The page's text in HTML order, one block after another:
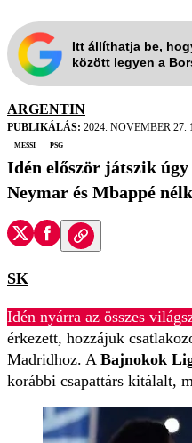
Itt állíthatja be,
között legyen a
ARGENTIN
PUBLIKÁLÁS: 2024. NOVEMBER 27.
Messi
PSG
Idén először játszik
Neymar és Mbappé
SK
Idén nyárra az összes
érkezett, hozzájuk
Madridhoz. A Bajnokok
korábbi csapattárs kitálalt,